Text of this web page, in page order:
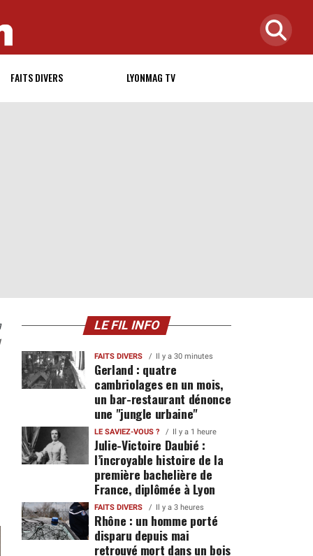
FAITS DIVERS LYONMAG TV
LE FIL INFO
FAITS DIVERS Il y a 30 minutes
Gerland : quatre
cambriolages en un mois,
un bar-restaurant dénonce
une "jungle urbaine"
LE SAVIEZ-VOUS ? Il y a 1 heure
Julie-Victoire Daubié :
l’incroyable histoire de la
première bachelière de
France, diplômée à Lyon
FAITS DIVERS Il y a 3 heures
Rhône : un homme porté
disparu depuis mai
retrouvé mort dans un bois